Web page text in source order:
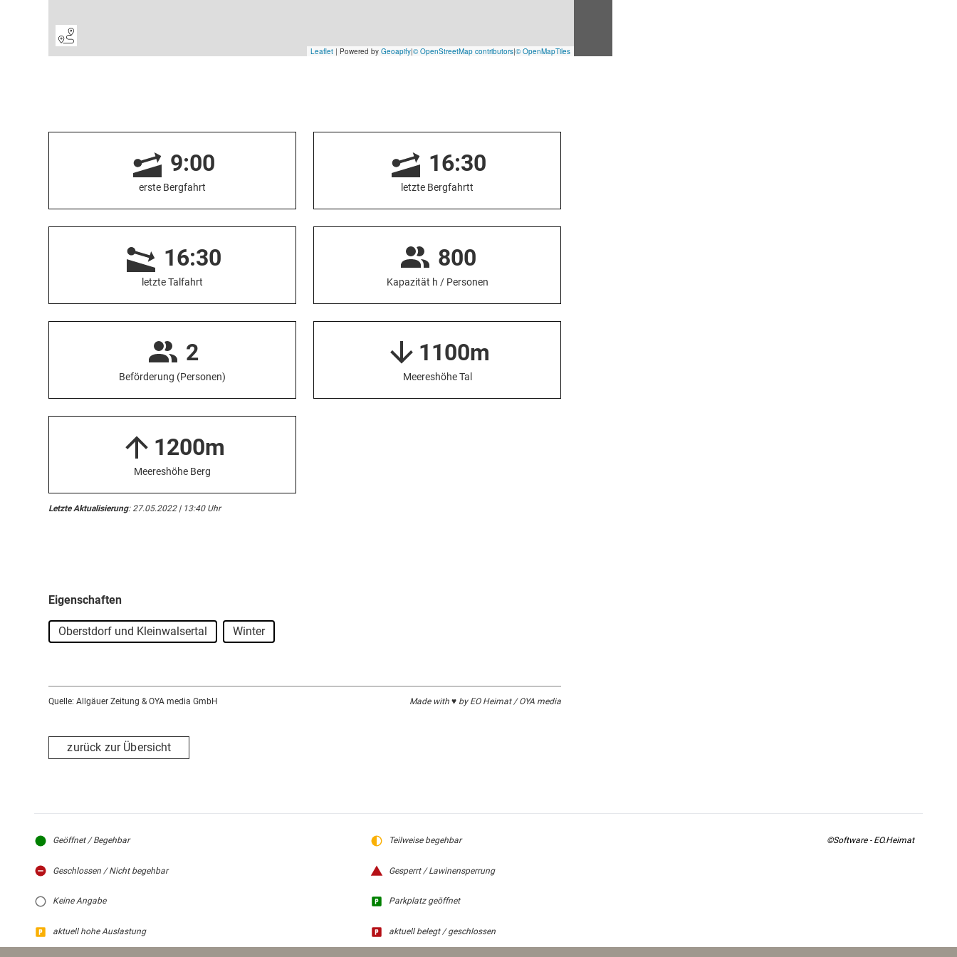
9:00
erste Bergfahrt
16:30
letzte Bergfahrtt
16:30
letzte Talfahrt
800
Kapazität h / Personen
2
Beförderung (Personen)
1100m
Meereshöhe Tal
1200m
Meereshöhe Berg
Letzte Aktualisierung: 27.05.2022 | 13:40 Uhr
Eigenschaften
Oberstdorf und Kleinwalsertal Winter
Quelle: Allgäuer Zeitung & OYA media GmbH Made with ♥ by EO Heimat / OYA media
zurück zur Übersicht
Geöffnet / Begehbar Teilweise begehbar
Geschlossen / Nicht begehbar Gesperrt / Lawinensperrung
Keine Angabe Parkplatz geöffnet
aktuell hohe Auslastung aktuell belegt / geschlossen
©Software - EO.Heimat